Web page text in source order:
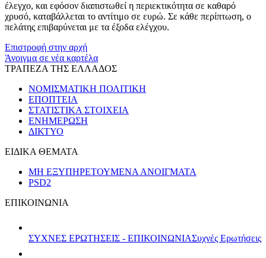
έλεγχο, και εφόσον διαπιστωθεί η περιεκτικότητα σε καθαρό
χρυσό, καταβάλλεται το αντίτιμο σε ευρώ. Σε κάθε περίπτωση, ο
πελάτης επιβαρύνεται με τα έξοδα ελέγχου.
Επιστροφή στην αρχή
Άνοιγμα σε νέα καρτέλα
ΤΡΑΠΕΖΑ ΤΗΣ ΕΛΛΑΔΟΣ
ΝΟΜΙΣΜΑΤΙΚΗ ΠΟΛΙΤΙΚΗ
ΕΠΟΠΤΕΙΑ
ΣΤΑΤΙΣΤΙΚΑ ΣΤΟΙΧΕΙΑ
ΕΝΗΜΕΡΩΣΗ
ΔΙΚΤΥΟ
ΕΙΔΙΚΑ ΘΕΜΑΤΑ
ΜΗ ΕΞΥΠΗΡΕΤΟΥΜΕΝΑ ΑΝΟΙΓΜΑΤΑ
PSD2
ΕΠΙΚΟΙΝΩΝΙΑ
ΣΥΧΝΕΣ ΕΡΩΤΗΣΕΙΣ - ΕΠΙΚΟΙΝΩΝΙΑΣυχνές Ερωτήσεις